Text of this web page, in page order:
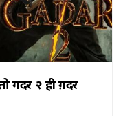
गदर २ ही ग़दर